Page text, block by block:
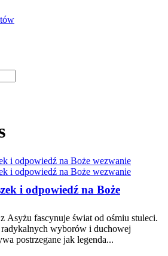
i odpowiedź na Boże
Asyżu fascynuje świat od ośmiu stuleci.
radykalnych wyborów i duchowej
postrzegane jak legenda...